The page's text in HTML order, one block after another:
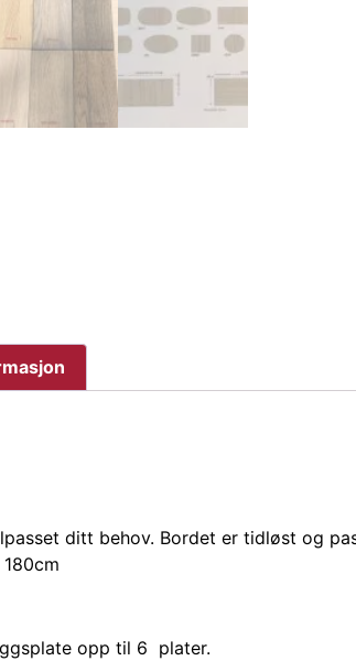
ditt behov. Bordet er tidløst og
opp til 6 plater.